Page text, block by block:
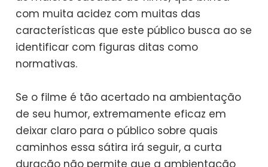
com muita acidez com muitas das
características que este público busca ao se
identificar com figuras ditas como
normativas.
Se o filme é tão acertado na ambientação
de seu humor, extremamente eficaz em
deixar claro para o público sobre quais
caminhos essa sátira irá seguir, a curta
duração não permite que a ambientação